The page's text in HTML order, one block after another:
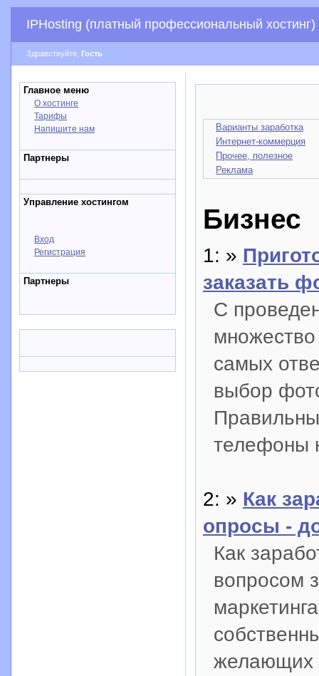
IPHosting (платный профессиональный хостинг)
Здравствуйте, Гость
Главное меню
О хостинге
Тарифы
Напишите нам
Партнеры
Управление хостингом
Вход
Регистрация
Партнеры
Варианты заработка
Интернет-коммерция
Прочее, полезное
Реклама
Бизнес
1: »
заказать
С
самых
выбор
телефоны
2: » Как
опросы -
Как
вопросом
желающих